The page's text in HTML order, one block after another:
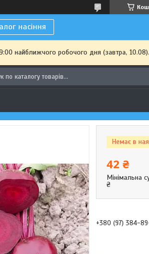
насіння
найближчого робочого дня (завтра, 10.08).
Немає в
42 ₴
Мінімальна
₴
+380 (97) 384-